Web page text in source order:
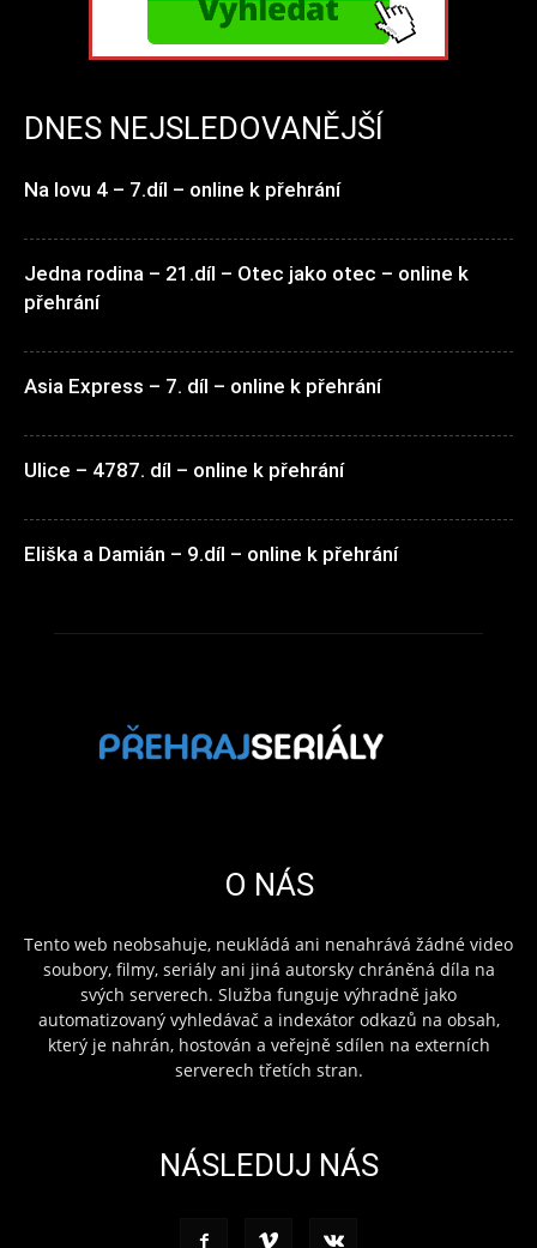
DNES NEJSLEDOVANĚJŠÍ
Na lovu 4 – 7.díl – online k přehrání
Jedna rodina – 21.díl – Otec jako otec – online k
přehrání
Asia Express – 7. díl – online k přehrání
Ulice – 4787. díl – online k přehrání
Eliška a Damián – 9.díl – online k přehrání
O NÁS
Tento web neobsahuje, neukládá ani nenahrává žádné video
soubory, filmy, seriály ani jiná autorsky chráněná díla na
svých serverech. Služba funguje výhradně jako
automatizovaný vyhledávač a indexátor odkazů na obsah,
který je nahrán, hostován a veřejně sdílen na externích
serverech třetích stran.
NÁSLEDUJ NÁS